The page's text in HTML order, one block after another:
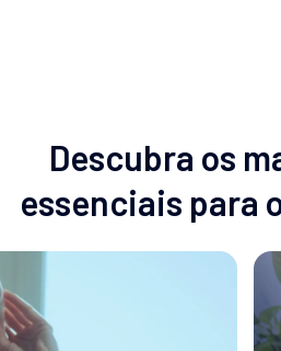
Descubra os
essenciais para